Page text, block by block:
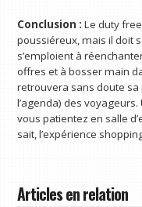
Conclusion : Le duty
poussiéreux, mais il doit
s’emploient à
offres et à bosser main
retrouvera sans doute
l’agenda) des
vous patientez en salle
sait, l’expérience
Articles en relation